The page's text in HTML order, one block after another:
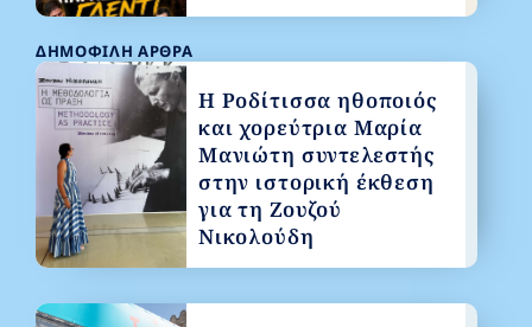
ΔΗΜΟΦΙΛΉ ΆΡΘΡΑ
Η Ροδίτισσα ηθοποιός
και χορεύτρια Μαρία
Μανιώτη συντελεστής
στην ιστορική έκθεση
για τη Ζουζού
Νικολούδη